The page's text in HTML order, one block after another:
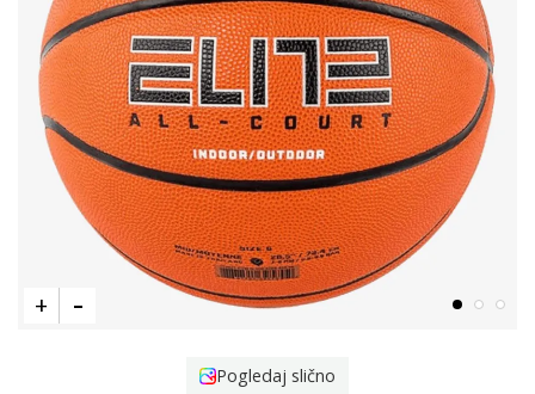
Pogledaj slično